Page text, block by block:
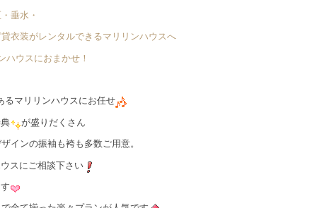
垂水・
衣装がレンタルできるマリリンハウスへ
ハウスにおまかせ！
るマリリンハウスにお任せ
が盛りだくさん
インの振袖も袴も多数ご用意。
スにご相談下さい